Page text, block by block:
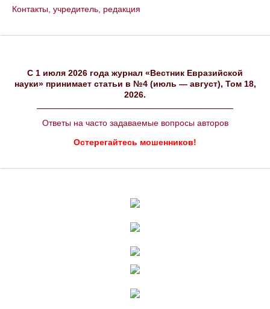
Контакты, учредитель, редакция
C 1 июля 2026 года журнал «Вестник Евразийской
науки» принимает статьи в №4 (июль — август), Том 18,
2026.
Ответы на часто задаваемые вопросы авторов
Остерегайтесь мошенников!